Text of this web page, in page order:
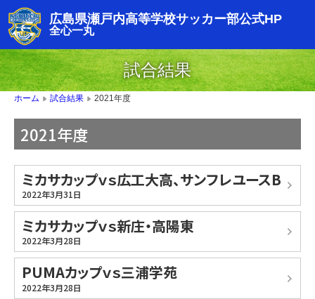
広島県瀬戸内高等学校サッカー部公式HP
全心一丸
試合結果
ホーム ▶ 試合結果 ▶ 2021年度
2021年度
ミカサカップｖｓ広工大高、サンフレユースB
2022年3月31日
ミカサカップｖｓ新庄・高陽東
2022年3月28日
PUMAカップｖｓ三浦学苑
2022年3月28日